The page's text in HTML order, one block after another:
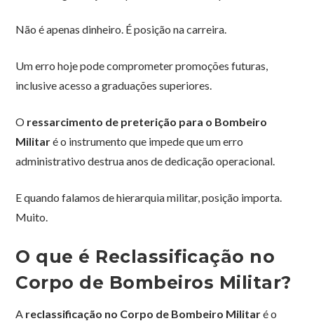
Não é apenas dinheiro. É posição na carreira.
Um erro hoje pode comprometer promoções futuras,
inclusive acesso a graduações superiores.
O ressarcimento de preterição para o Bombeiro
Militaré o instrumento que impede que um erro
administrativo destrua anos de dedicação operacional.
E quando falamos de hierarquia militar, posição importa.
Muito.
O que é Reclassificação no
Corpo de Bombeiros Militar?
A reclassificação no Corpo de Bombeiro Militaré o